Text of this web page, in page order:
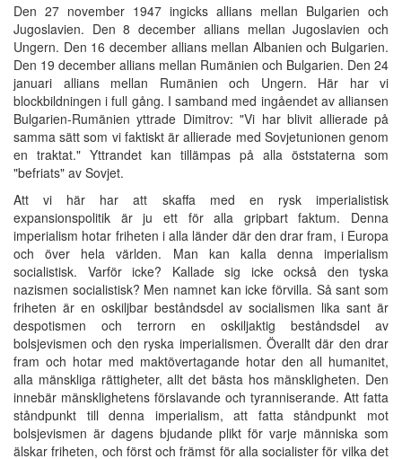
Den 27 november 1947 ingicks allians mellan Bulgarien och
Jugoslavien. Den 8 december allians mellan Jugoslavien och
Ungern. Den 16 december allians mellan Albanien och Bulgarien.
Den 19 december allians mellan Rumänien och Bulgarien. Den 24
januari allians mellan Rumänien och Ungern. Här har vi
blockbildningen i full gång. I samband med ingåendet av alliansen
Bulgarien-Rumänien yttrade Dimitrov: "Vi har blivit allierade på
samma sätt som vi faktiskt är allierade med Sovjetunionen genom
en traktat." Yttrandet kan tillämpas på alla öststaterna som
"befriats" av Sovjet.
Att vi här har att skaffa med en rysk imperialistisk
expansionspolitik är ju ett för alla gripbart faktum. Denna
imperialism hotar friheten i alla länder där den drar fram, i Europa
och över hela världen. Man kan kalla denna imperialism
socialistisk. Varför icke? Kallade sig icke också den tyska
nazismen socialistisk? Men namnet kan icke förvilla. Så sant som
friheten är en oskiljbar beståndsdel av socialismen lika sant är
despotismen och terrorn en oskiljaktig beståndsdel av
bolsjevismen och den ryska imperialismen. Överallt där den drar
fram och hotar med maktövertagande hotar den all humanitet,
alla mänskliga rättigheter, allt det bästa hos mänskligheten. Den
innebär mänsklighetens förslavande och tyranniserande. Att fatta
ståndpunkt till denna imperialism, att fatta ståndpunkt mot
bolsjevismen är dagens bjudande plikt för varje människa som
älskar friheten, och först och främst för alla socialister för vilka det